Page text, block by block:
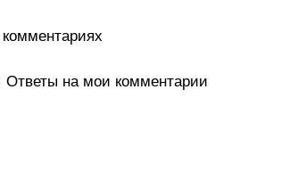
Ответы на мои комментарии